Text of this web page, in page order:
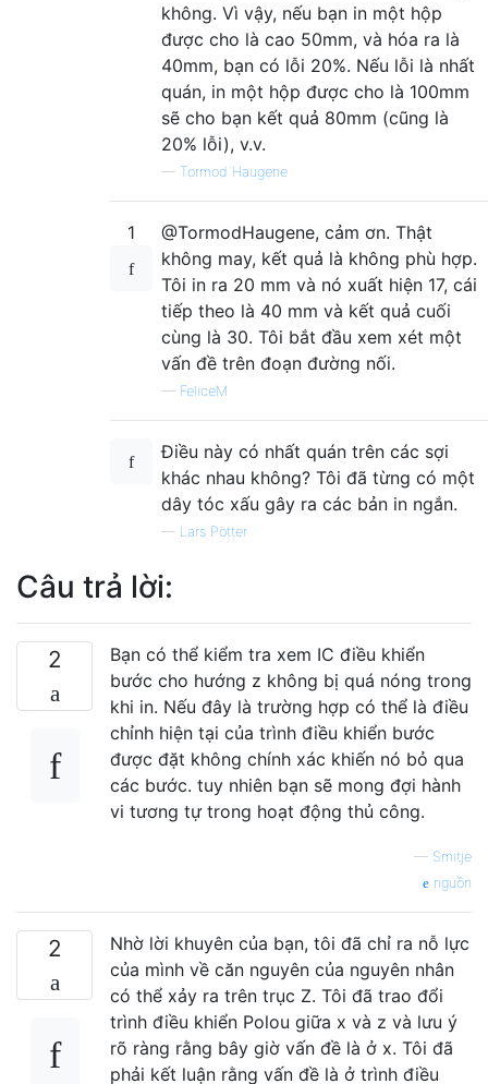
không. Vì vậy, nếu bạn in một hộp
được cho là cao 50mm, và hóa ra là
40mm, bạn có lỗi 20%. Nếu lỗi là nhất
quán, in một hộp được cho là 100mm
sẽ cho bạn kết quả 80mm (cũng là
20% lỗi), v.v.
— Tormod Haugene
1
@TormodHaugene, cảm ơn. Thật
không may, kết quả là không phù hợp.
Tôi in ra 20 mm và nó xuất hiện 17, cái
tiếp theo là 40 mm và kết quả cuối
cùng là 30. Tôi bắt đầu xem xét một
vấn đề trên đoạn đường nối.
— FeliceM
Điều này có nhất quán trên các sợi
khác nhau không? Tôi đã từng có một
dây tóc xấu gây ra các bản in ngắn.
— Lars Pötter
Câu trả lời:
2
Bạn có thể kiểm tra xem IC điều khiển
bước cho hướng z không bị quá nóng trong
khi in. Nếu đây là trường hợp có thể là điều
chỉnh hiện tại của trình điều khiển bước
được đặt không chính xác khiến nó bỏ qua
các bước. tuy nhiên bạn sẽ mong đợi hành
vi tương tự trong hoạt động thủ công.
— Smitje
nguồn
2
Nhờ lời khuyên của bạn, tôi đã chỉ ra nỗ lực
của mình về căn nguyên của nguyên nhân
có thể xảy ra trên trục Z. Tôi đã trao đổi
trình điều khiển Polou giữa x và z và lưu ý
rõ ràng rằng bây giờ vấn đề là ở x. Tôi đã
phải kết luận rằng vấn đề là ở trình điều